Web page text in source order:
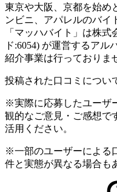
東京や大阪、京都を始め
ンビニ、アパレルのバイ
「マッハバイト」は株
ド:6054) が運営するア
紹介事業は行っておりま
投稿された口コミについ
※実際に応募したユーザ
観的なご意見・ご感想で
活用ください。
※一部のユーザーによる
件と実態が異なる場合も